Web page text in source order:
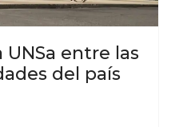
entre las
del país